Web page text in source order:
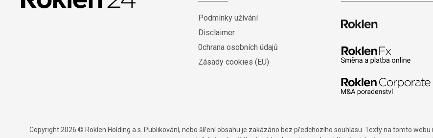
Podmínky užívání
Disclaimer
0chrana osobních údajů
Zásady cookies (EU)
Copyright 2026 © Roklen Holding a.s. Publikování, nebo šíření obsahu je zakázáno bez předchozího souhlasu. Texty na tomto